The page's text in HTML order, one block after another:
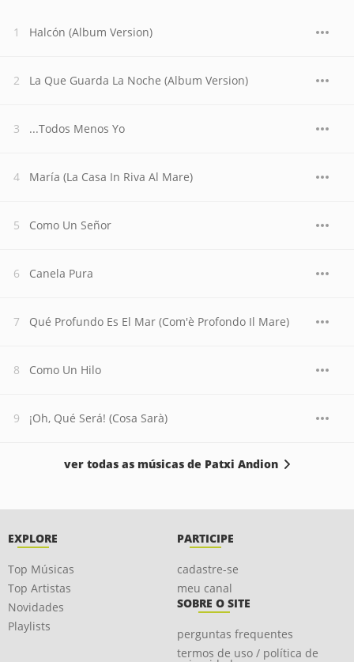
Halcón (Album Version)
La Que Guarda La Noche (Album Version)
...Todos Menos Yo
María (La Casa In Riva Al Mare)
Como Un Señor
Canela Pura
Qué Profundo Es El Mar (Com'è Profondo Il Mare)
Como Un Hilo
¡Oh, Qué Será! (Cosa Sarà)
ver todas as músicas de Patxi Andion
EXPLORE
Top Músicas
Top Artistas
Novidades
Playlists
PARTICIPE
cadastre-se
meu canal
SOBRE O SITE
perguntas frequentes
termos de uso / política de